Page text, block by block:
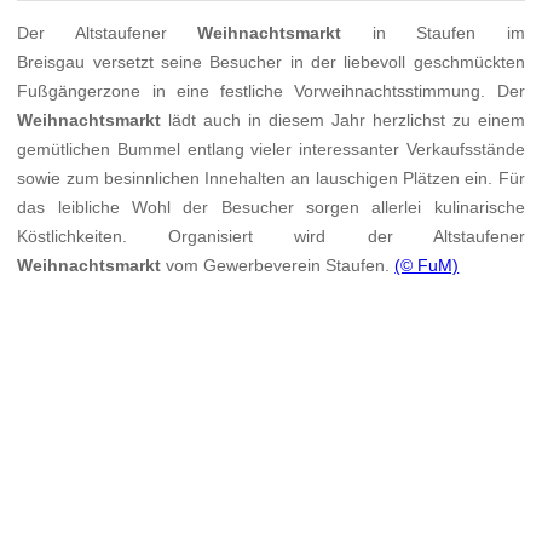
Der AltstaufenerWeihnachtsmarkt in Staufen im
Breisgau versetzt seine Besucher in der liebevoll geschmückten
Fußgängerzone in eine festliche Vorweihnachtsstimmung. Der
Weihnachtsmarkt lädt auch in diesem Jahr herzlichst zu einem
gemütlichen Bummel entlang vieler interessanter Verkaufsstände
sowie zum besinnlichen Innehalten an lauschigen Plätzen ein. Für
das leibliche Wohl der Besucher sorgen allerlei kulinarische
Köstlichkeiten. Organisiert wird der Altstaufener
Weihnachtsmarkt vom Gewerbeverein Staufen.(© FuM)